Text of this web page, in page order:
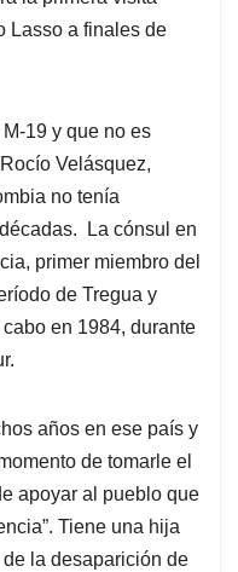
Lasso a finales de
19 y que no es
Velásquez,
no tenía
La cónsul en
primer miembro del
de Tregua y
en 1984, durante
años en ese país y
de tomarle el
apoyar al pueblo que
Tiene una hija
la desaparición de